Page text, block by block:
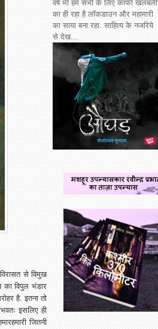
से विमुख
का विपुल भंडार
है. इतना तो
इसलिए ही
जितनी
वर्ष भी हम सभी के लिए काफी खलबली
का ही रहा है लॉकडाउन और महामारी
का साया बना रहा. साहित्य के नजरिये
से देख...